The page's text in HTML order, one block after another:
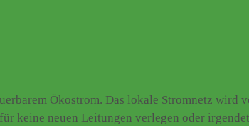
Ökostrom. Das lokale Stromnetz wird
keine neuen Leitungen verlegen oder